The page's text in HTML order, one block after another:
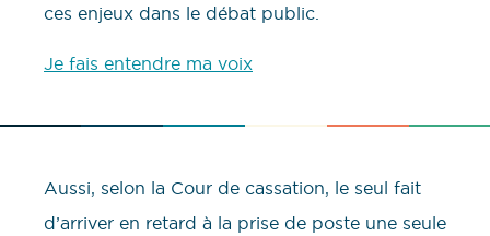
ces enjeux dans le débat public.
Je fais entendre ma voix
Aussi, selon la Cour de cassation, le seul fait
d’arriver en retard à la prise de poste une seule